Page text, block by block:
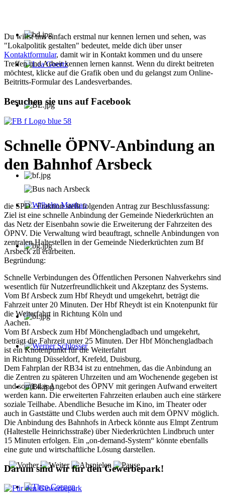
Lea Goertz
Wilhelm Mankau
Werner Schlosser
Du willst uns einfach erstmal nur kennen lernen und sehen, was
"Lokalpolitik gestalten" bedeutet, melde dich über unser
Kontaktformular, damit wir in Kontakt kommen und du unsere
Treffen und Arbeit kennen lernen kannst. Wenn du direkt beitreten
möchtest, klicke auf die Grafik oben und du gelangst zum Online-
Beitritts-Formular des Landesverbandes.
Besuchen sie uns auf Facebook
Schnelle ÖPNV-Anbindung an
den Bahnhof Arsbeck
die SPD - Fraktion stellt folgenden Antrag zur Beschlussfassung:
Ziel ist eine schnelle Anbindung der Gemeinde Niederkrüchten an
das Netz der Eisenbahn sowie die Erweiterung der Fahrzeiten des
ÖPNV. Die Verwaltung wird beauftragt, schnelle Anbindungen von
zentralen Haltestellen in der Gemeinde Niederkrüchten zum Bf
Arsbeck zu erarbeiten.
Begründung:
Schnelle Verbindungen des Öffentlichen Personen Nahverkehrs sind
wesentlich für Nutzerfreundlichkeit und Akzeptanz des Systems.
Vom Bf Arsbeck zum Hbf Rheydt und umgekehrt, beträgt die
Fahrzeit unter 20 Minuten. Der Hbf Rheydt ist ein Knotenpunkt für
die Weiterfahrt in Richtung Köln und
Aachen.
Vom Bf Arsbeck zum Hbf Mönchengladbach und umgekehrt,
beträgt die Fahrzeit unter 25 Minuten. Der Hbf Mönchengladbach
ist ein Knotenpunkt für die Weiterfahrt
in Richtung Düsseldorf, Krefeld, Duisburg.
Dem Fahrplan der RB34 ist zu entnehmen, das die Anbindung an
die Zentren zu späteren Uhrzeiten und am Wochenende gegeben ist
und somit das Angebot des ÖPNV mit geringen Aufwand erweitert
werden kann. Die erweiterten Fahrzeiten erlauben auch eine stärkere
soziale Teilhabe. Abendliche Besuche im Kino, im Theater oder
auch in Gaststätte und Clubs werden auch mit dem ÖPNV möglich.
Die Anbindung des Bahnhofs in Arbeck könnte aus Elmpt Zentrum
(Haltestelle Heinrichsstraße) über Niederkrüchten Lindbruch unter
15 Minuten erfolgen. Ein „on-demand-System“ könnte ebenfalls
eine gute und wirtschaftliche Lösung darstellen.
Darum sind wir für den Gewerbepark!